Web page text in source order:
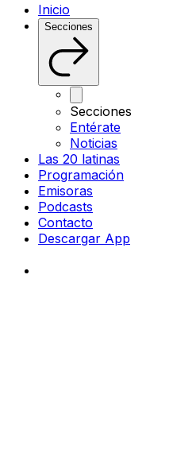
Inicio
Secciones
Secciones
Entérate
Noticias
Las 20 latinas
Programación
Emisoras
Podcasts
Contacto
Descargar App